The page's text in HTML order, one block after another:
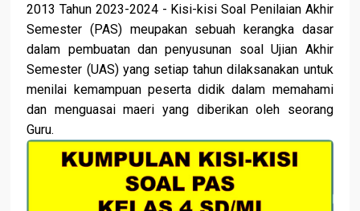
2013 Tahun 2023-2024 - Kisi-kisi Soal Penilaian Akhir
Semester (PAS) meupakan sebuah kerangka dasar
dalam pembuatan dan penyusunan soal Ujian Akhir
Semester (UAS) yang setiap tahun dilaksanakan untuk
menilai kemampuan peserta didik dalam memahami
dan menguasai maeri yang diberikan oleh seorang
Guru.